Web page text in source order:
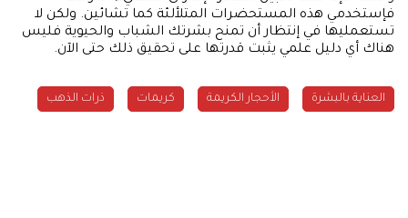
فإستخدمي هذه المستحضرات المتلألئة كما تشائين. ولكن لا
تستعمليها في إنتظار أن تمنح بشرتك الشباب والحيوية فليس
هناك أي دليل علمي يثبت قدرتها على تحقيق ذلك حتى الآن.
العناية بالبشرة الأحجار الكريمة كريمات ذرات الذهب